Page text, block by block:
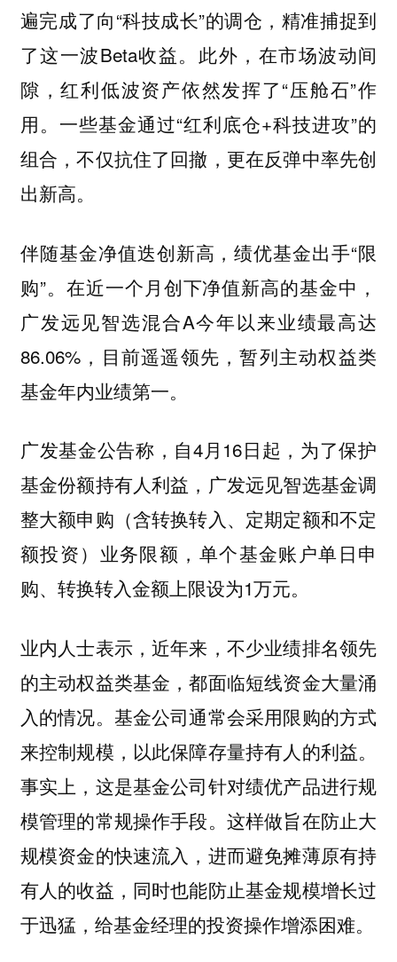
遍完成了向“科技成长”的调仓，精准捕捉到
了这一波Beta收益。此外，在市场波动间
隙，红利低波资产依然发挥了“压舱石”作
用。一些基金通过“红利底仓+科技进攻”的
组合，不仅抗住了回撤，更在反弹中率先创
出新高。
伴随基金净值迭创新高，绩优基金出手“限
购”。在近一个月创下净值新高的基金中，
广发远见智选混合A今年以来业绩最高达
86.06%，目前遥遥领先，暂列主动权益类
基金年内业绩第一。
广发基金公告称，自4月16日起，为了保护
基金份额持有人利益，广发远见智选基金调
整大额申购（含转换转入、定期定额和不定
额投资）业务限额，单个基金账户单日申
购、转换转入金额上限设为1万元。
业内人士表示，近年来，不少业绩排名领先
的主动权益类基金，都面临短线资金大量涌
入的情况。基金公司通常会采用限购的方式
来控制规模，以此保障存量持有人的利益。
事实上，这是基金公司针对绩优产品进行规
模管理的常规操作手段。这样做旨在防止大
规模资金的快速流入，进而避免摊薄原有持
有人的收益，同时也能防止基金规模增长过
于迅猛，给基金经理的投资操作增添困难。